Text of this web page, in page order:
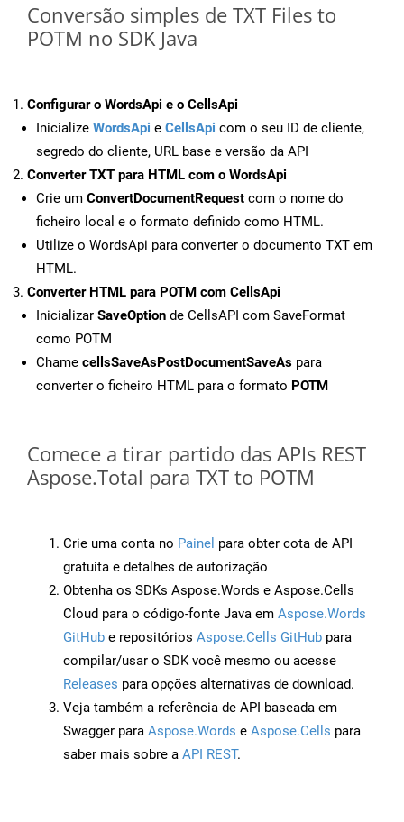
Conversão simples de TXT Files to
POTM no SDK Java
Configurar o WordsApi e o CellsApi
Inicialize WordsApi e CellsApi com o seu ID de cliente,
segredo do cliente, URL base e versão da API
Converter TXT para HTML com o WordsApi
Crie um ConvertDocumentRequest com o nome do
ficheiro local e o formato definido como HTML.
Utilize o WordsApi para converter o documento TXT em
HTML.
Converter HTML para POTM com CellsApi
Inicializar SaveOption de CellsAPI com SaveFormat
como POTM
Chame cellsSaveAsPostDocumentSaveAs para
converter o ficheiro HTML para o formato POTM
Comece a tirar partido das APIs REST
Aspose.Total para TXT to POTM
Crie uma conta no Painel para obter cota de API
gratuita e detalhes de autorização
Obtenha os SDKs Aspose.Words e Aspose.Cells
Cloud para o código-fonte Java em Aspose.Words
GitHub e repositórios Aspose.Cells GitHub para
compilar/usar o SDK você mesmo ou acesse
Releases para opções alternativas de download.
Veja também a referência de API baseada em
Swagger para Aspose.Words e Aspose.Cells para
saber mais sobre a API REST.